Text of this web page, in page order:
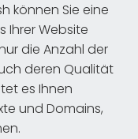
können Sie eine
Ihrer Website
die Anzahl der
deren Qualität
es Ihnen
und Domains,